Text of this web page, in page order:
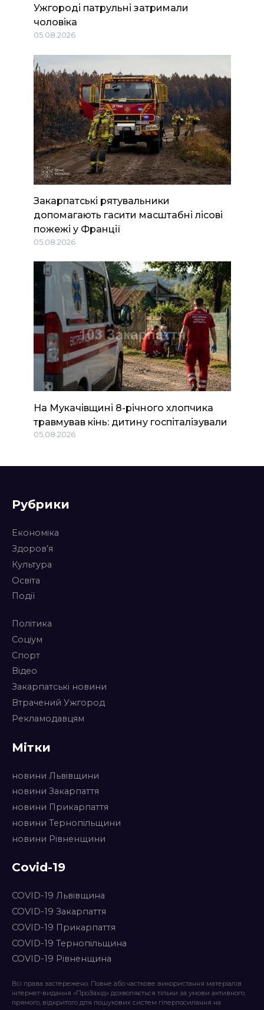
Ужгороді патрульні затримали
чоловіка
05.08.2026
Закарпатські рятувальники
допомагають гасити масштабні лісові
пожежі у Франції
05.08.2026
На Мукачівщині 8-річного хлопчика
травмував кінь: дитину госпіталізували
05.08.2026
Рубрики
Економіка
Здоров’я
Культура
Освіта
Події
Політика
Соціум
Спорт
Відео
Закарпатські новини
Втрачений Ужгород
Рекламодавцям
Мітки
новини Львівщини
новини Закарпаття
новини Прикарпаття
новини Тернопільщини
новини Рівненщини
Covid-19
COVID-19 Львівщина
COVID-19 Закарпаття
COVID-19 Прикарпаття
COVID-19 Тернопільщина
COVID-19 Рівненщина
Всі права застережено. Повне або часткове використання матеріалів
інтернет-видання «ПроЗахід» дозволяється тільки за умови активного,
прямого, відкритого для пошукових систем гіперпосилання на